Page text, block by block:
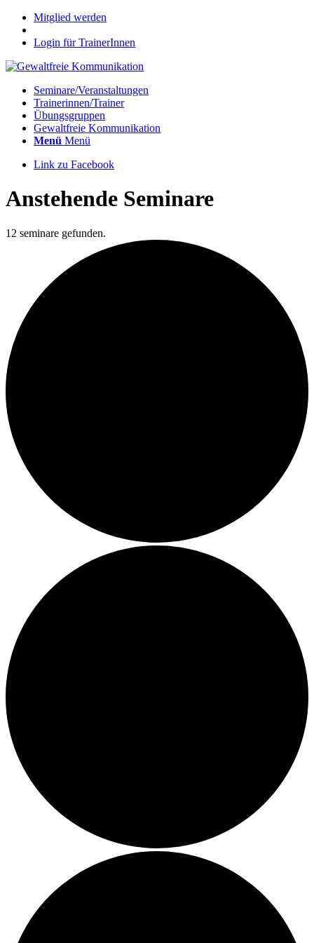
Mitglied werden
Login für TrainerInnen
Seminare/Veranstaltungen
Trainerinnen/Trainer
Übungsgruppen
Gewaltfreie Kommunikation
Menü Menü
Link zu Facebook
Anstehende Seminare
12 seminare gefunden.